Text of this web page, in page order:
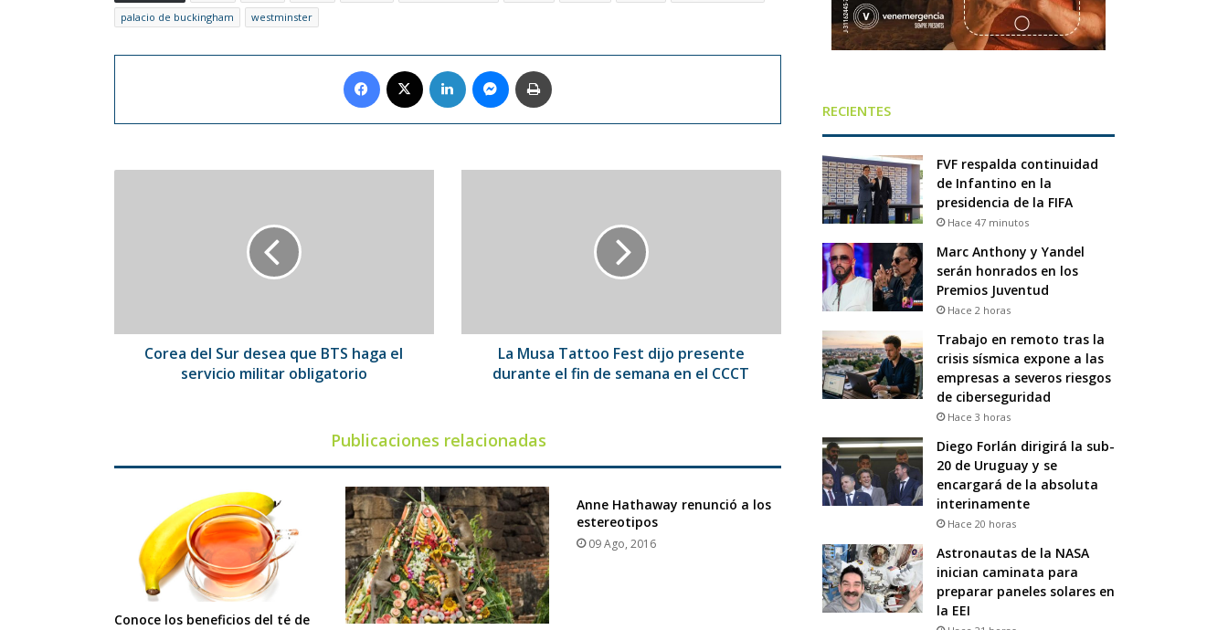
palacio de buckingham
westminster
Facebook LinkedIn Messenger
servicio
militarCorea del Sur desea que BTS haga el
servicio militar obligatorio
fin
semana
La Musa Tattoo Fest dijo presente
durante el fin de semana en el CCCT
Publicaciones relacionadas
Conoce los beneficios del té de
Anne Hathaway renunció a los
estereotipos
09 Ago, 2016
RECIENTES
FVF respalda continuidad
de Infantino en la
presidencia de la FIFA
Hace 47 minutos
Marc Anthony y Yandel
serán honrados en los
Premios Juventud
Hace 2 horas
Trabajo en remoto tras la
crisis sísmica expone a las
empresas a severos riesgos
de ciberseguridad
Hace 3 horas
Diego Forlán dirigirá la sub-
20 de Uruguay y se
encargará de la absoluta
interinamente
Hace 20 horas
Astronautas de la NASA
inician caminata para
preparar paneles solares en
la EEI